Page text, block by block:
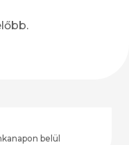
belül